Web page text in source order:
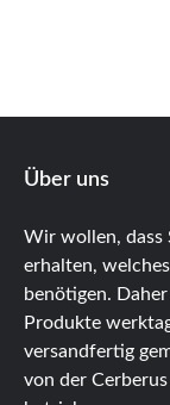
Über uns
Wir wollen, dass
erhalten,
benötigen.
Produkte
versandfertig
von der